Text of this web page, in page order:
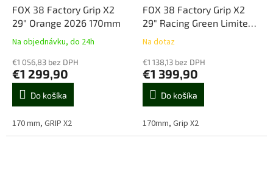
FOX 38 Factory Grip X2
29" Orange 2026 170mm
Na objednávku, do 24h
€1 056,83 bez DPH
€1 299,90
Do košíka
170 mm, GRIP X2
FOX 38 Factory Grip X2
29" Racing Green Limited
2026 170mm
Na dotaz
€1 138,13 bez DPH
€1 399,90
Do košíka
170mm, Grip X2